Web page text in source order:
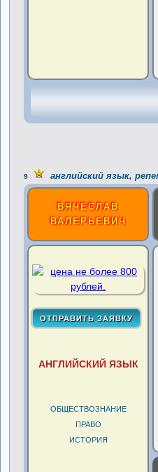
9 английский язык,
ВЯЧЕСЛАВ
ВАЛЕРЬЕВИЧ
АНГЛИЙСКИЙ ЯЗЫК
ОБЩЕСТВОЗНАНИЕ
ПРАВО
ИСТОРИЯ